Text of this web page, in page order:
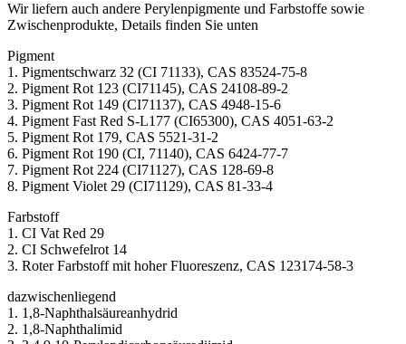
Wir liefern auch andere Perylenpigmente und Farbstoffe sowie
Zwischenprodukte, Details finden Sie unten
Pigment
1. Pigmentschwarz 32 (CI 71133), CAS 83524-75-8
2. Pigment Rot 123 (CI71145), CAS 24108-89-2
3. Pigment Rot 149 (CI71137), CAS 4948-15-6
4. Pigment Fast Red S-L177 (CI65300), CAS 4051-63-2
5. Pigment Rot 179, CAS 5521-31-2
6. Pigment Rot 190 (CI, 71140), CAS 6424-77-7
7. Pigment Rot 224 (CI71127), CAS 128-69-8
8. Pigment Violet 29 (CI71129), CAS 81-33-4
Farbstoff
1. CI Vat Red 29
2. CI Schwefelrot 14
3. Roter Farbstoff mit hoher Fluoreszenz, CAS 123174-58-3
dazwischenliegend
1. 1,8-Naphthalsäureanhydrid
2. 1,8-Naphthalimid